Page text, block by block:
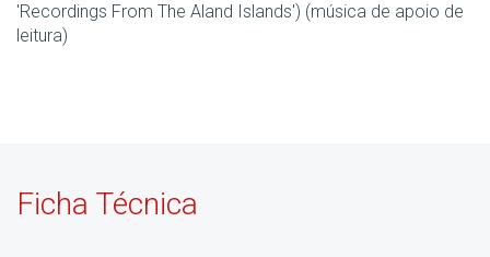
'Recordings From The Aland Islands') (música de apoio de
leitura)
Ficha Técnica